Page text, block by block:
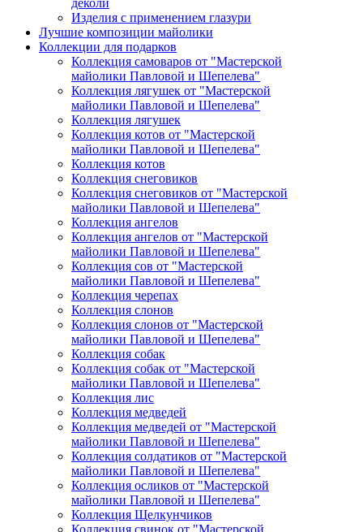
Изделия с применением глазури
Лучшие композиции майолики
Коллекции для подарков
Коллекция самоваров от "Мастерской
майолики Павловой и Шепелева"
Коллекция лягушек от "Мастерской
майолики Павловой и Шепелева"
Коллекция лягушек
Коллекция котов от "Мастерской
майолики Павловой и Шепелева"
Коллекция котов
Коллекция снеговиков
Коллекция снеговиков от "Мастерской
майолики Павловой и Шепелева"
Коллекция ангелов
Коллекция ангелов от "Мастерской
майолики Павловой и Шепелева"
Коллекция сов от "Мастерской
майолики Павловой и Шепелева"
Коллекция черепах
Коллекция слонов
Коллекция слонов от "Мастерской
майолики Павловой и Шепелева"
Коллекция собак
Коллекция собак от "Мастерской
майолики Павловой и Шепелева"
Коллекция лис
Коллекция медведей
Коллекция медведей от "Мастерской
майолики Павловой и Шепелева"
Коллекция солдатиков от "Мастерской
майолики Павловой и Шепелева"
Коллекция осликов от "Мастерской
майолики Павловой и Шепелева"
Коллекция Щелкунчиков
Коллекция свинок от "Мастерской